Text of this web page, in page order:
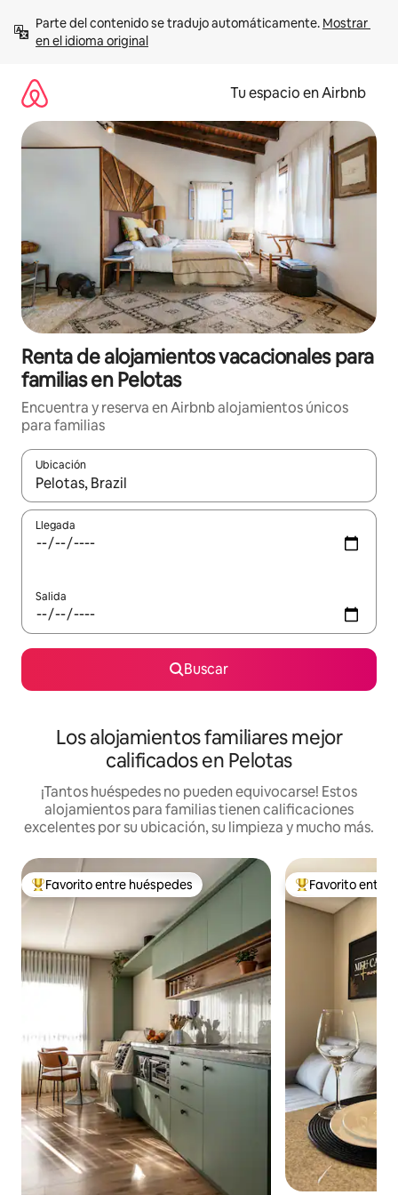
contenido
Parte del contenido se tradujo automáticamente. Mostrar
en el idioma original
Tu espacio en Airbnb
Renta de alojamientos vacacionales para
familias en Pelotas
Encuentra y reserva en Airbnb alojamientos únicos
para familias
Ubicación
Cuando los resultados estén disponibles, podrás navegar
Llegada
Salida
Buscar
Los alojamientos familiares mejor
calificados en Pelotas
¡Tantos huéspedes no pueden equivocarse! Estos
alojamientos para familias tienen calificaciones
excelentes por su ubicación, su limpieza y mucho más.
De los mejores en Favorito entre huéspedes
Favorito entre huéspedes De los mejores
Favorito entre